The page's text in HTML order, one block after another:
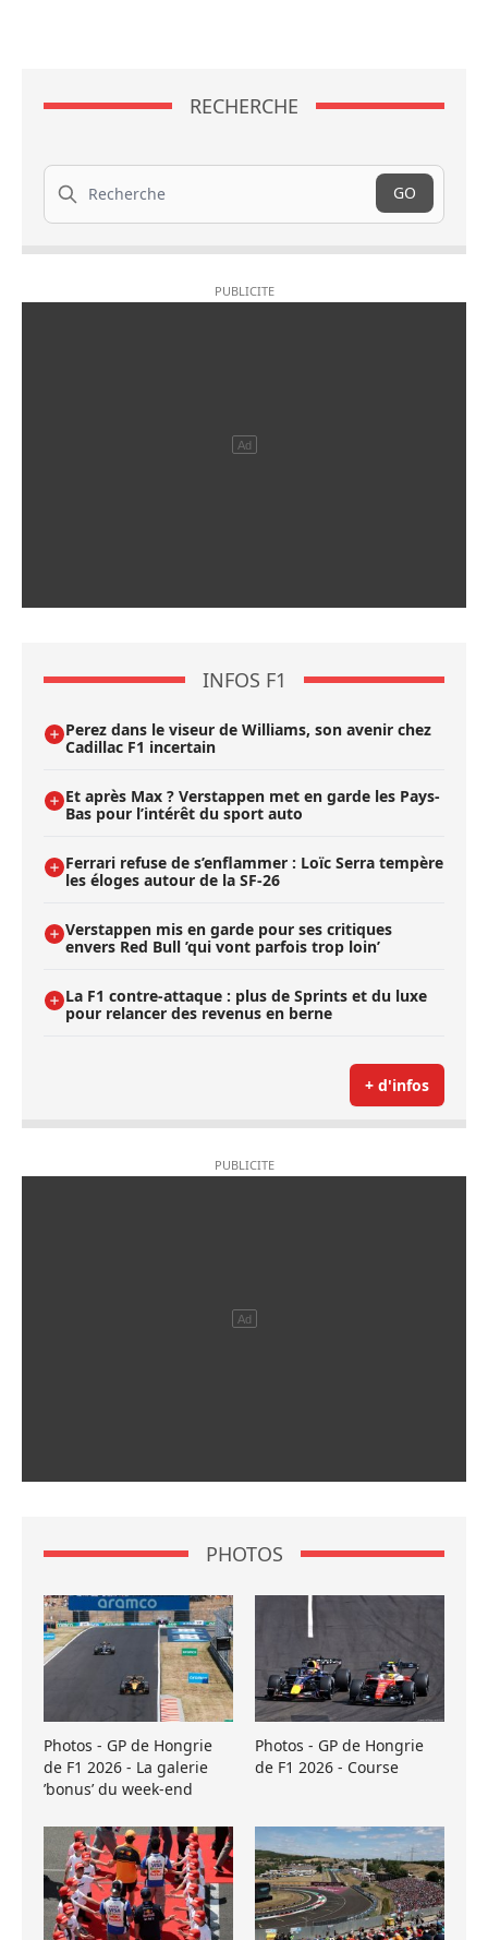
RECHERCHE
Recherche
GO
INFOS F1
Perez dans le viseur de Williams, son avenir chez
Cadillac F1 incertain
Et après Max ? Verstappen met en garde les Pays-
Bas pour l’intérêt du sport auto
Ferrari refuse de s’enflammer : Loïc Serra tempère
les éloges autour de la SF-26
Verstappen mis en garde pour ses critiques
envers Red Bull ’qui vont parfois trop loin’
La F1 contre-attaque : plus de Sprints et du luxe
pour relancer des revenus en berne
+ d'infos
PHOTOS
Photos - GP de Hongrie
de F1 2026 - La galerie
’bonus’ du week-end
Photos - GP de Hongrie
de F1 2026 - Course